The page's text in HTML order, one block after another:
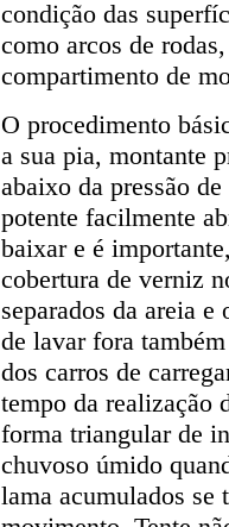
condição das
como arcos de
compartimento de
O procedimento
a sua pia, montante
abaixo da pressão
potente facilmente
baixar e é
cobertura de verniz
separados da areia
de lavar fora
dos carros de
tempo da realização
forma triangular de
chuvoso úmido
lama acumulados se